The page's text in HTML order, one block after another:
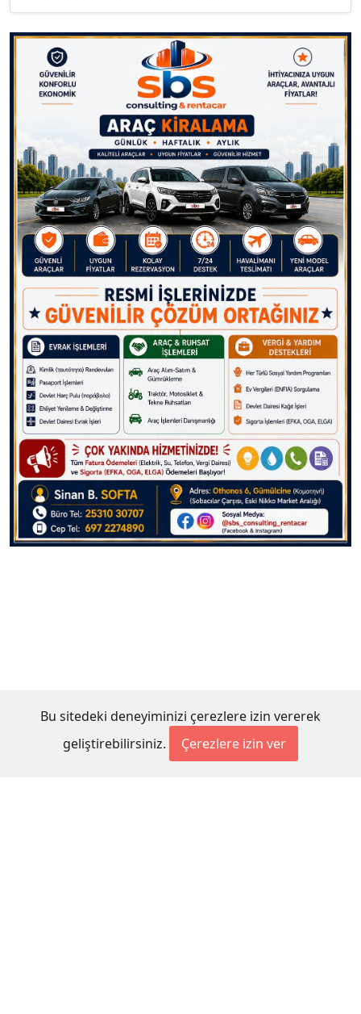
Bu sitedeki deneyiminizi çerezlere izin vererek
geliştirebilirsiniz.
Çerezlere izin ver